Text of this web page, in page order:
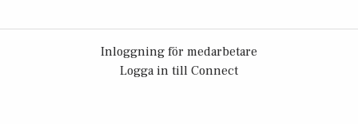
Inloggning för medarbetare
Logga in till Connect